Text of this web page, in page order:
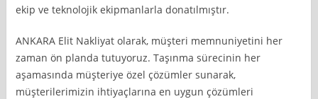
ekip ve teknolojik ekipmanlarla donatılmıştır.
ANKARA Elit Nakliyat olarak, müşteri memnuniyetini her
zaman ön planda tutuyoruz. Taşınma sürecinin her
aşamasında müşteriye özel çözümler sunarak,
müşterilerimizin ihtiyaçlarına en uygun çözümleri